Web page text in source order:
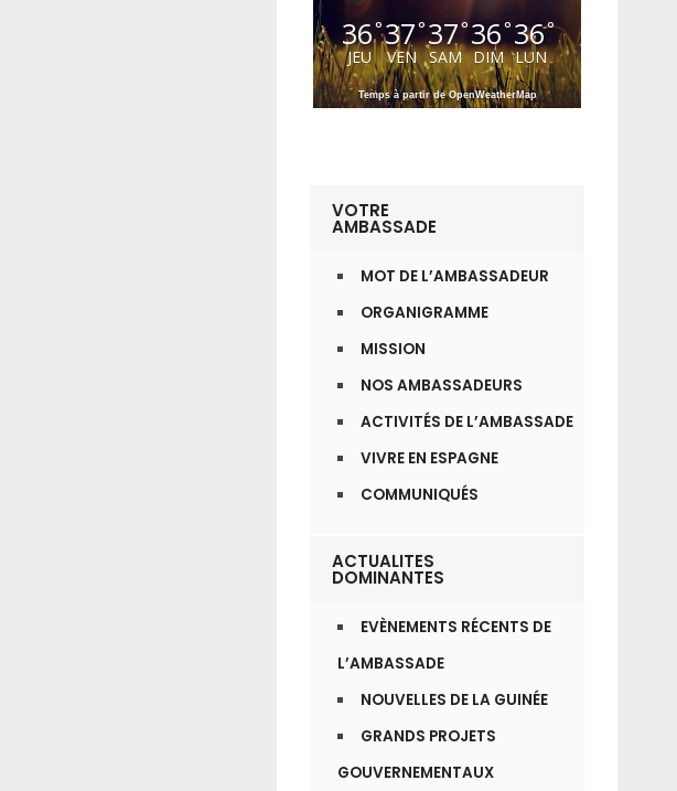
36°
JEU
37°
VEN
37°
SAM
36°
DIM
36°
LUN
Temps à partir de OpenWeatherMap
VOTRE
AMBASSADE
MOT DE L’AMBASSADEUR
ORGANIGRAMME
MISSION
NOS AMBASSADEURS
ACTIVITÉS DE L’AMBASSADE
VIVRE EN ESPAGNE
COMMUNIQUÉS
ACTUALITES
DOMINANTES
EVÈNEMENTS RÉCENTS DE
L’AMBASSADE
NOUVELLES DE LA GUINÉE
GRANDS PROJETS
GOUVERNEMENTAUX